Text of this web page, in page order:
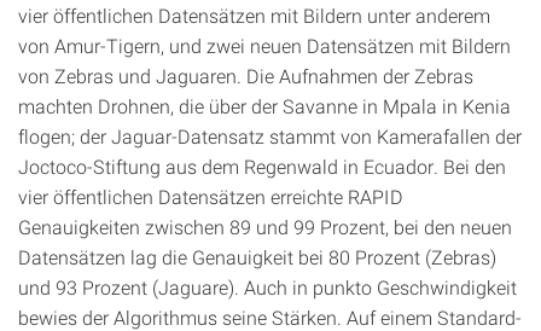
vier öffentlichen Datensätzen mit Bildern unter anderem
von Amur-Tigern, und zwei neuen Datensätzen mit Bildern
von Zebras und Jaguaren. Die Aufnahmen der Zebras
machten Drohnen, die über der Savanne in Mpala in Kenia
flogen; der Jaguar-Datensatz stammt von Kamerafallen der
Joctoco-Stiftung aus dem Regenwald in Ecuador. Bei den
vier öffentlichen Datensätzen erreichte RAPID
Genauigkeiten zwischen 89 und 99 Prozent, bei den neuen
Datensätzen lag die Genauigkeit bei 80 Prozent (Zebras)
und 93 Prozent (Jaguare). Auch in punkto Geschwindigkeit
bewies der Algorithmus seine Stärken. Auf einem Standard-